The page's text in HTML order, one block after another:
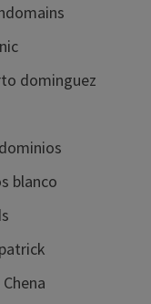
dominguez
blanco